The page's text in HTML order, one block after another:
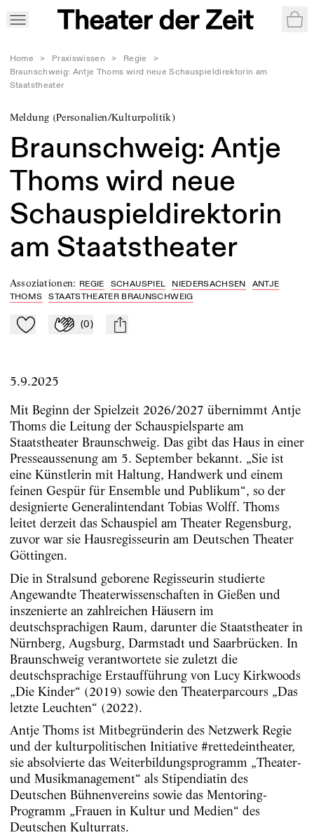
Home > Praxiswissen > Regie
>
Braunschweig: Antje Thoms wird neue Schauspieldirektorin am
Staatstheater
Meldung (Personalien/Kulturpolitik)
Braunschweig: Antje
Thoms wird neue
Schauspieldirektorin
am Staatstheater
Assoziationen: REGIE SCHAUSPIEL NIEDERSACHSEN
ANTJE
THOMS
STAATSTHEATER BRAUNSCHWEIG
Zu Mein-TdZ hinzufügen
Applaudieren
(0) mail
5.9.2025
Mit Beginn der Spielzeit 2026/2027 übernimmt Antje
Thoms die Leitung der Schauspielsparte am
Staatstheater Braunschweig. Das gibt das Haus in einer
Presseaussenung am 5. September bekannt. „Sie ist
eine Künstlerin mit Haltung, Handwerk und einem
feinen Gespür für Ensemble und Publikum“, so der
designierte Generalintendant Tobias Wolff. Thoms
leitet derzeit das Schauspiel am Theater Regensburg,
zuvor war sie Hausregisseurin am Deutschen Theater
Göttingen.
Die in Stralsund geborene Regisseurin studierte
Angewandte Theaterwissenschaften in Gießen und
inszenierte an zahlreichen Häusern im
deutschsprachigen Raum, darunter die Staatstheater in
Nürnberg, Augsburg, Darmstadt und Saarbrücken. In
Braunschweig verantwortete sie zuletzt die
deutschsprachige Erstaufführung von Lucy Kirkwoods
„Die Kinder“ (2019) sowie den Theaterparcours „Das
letzte Leuchten“ (2022).
Antje Thoms ist Mitbegründerin des Netzwerk Regie
und der kulturpolitischen Initiative #rettedeintheater,
sie absolvierte das Weiterbildungsprogramm „Theater-
und Musikmanagement“ als Stipendiatin des
Deutschen Bühnenvereins sowie das Mentoring-
Programm „Frauen in Kultur und Medien“ des
Deutschen Kulturrats.